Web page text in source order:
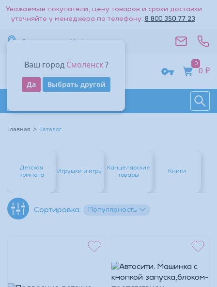
Уважаемые покупатели, цену товаров и сроки доставки
уточняйте у менеджера по телефону: 8 800 350 77 23.
Ваш город Смоленск?
Да Выбрать другой
Смоленск Информация
0
0 ₽
Главная Каталог
Детская
комната
Игрушки и игры
Канцелярские
товары
Книги
Сортировка: Популярность
Поиск
Получить код
Другие способы входа:
Другие способы входа:
Войти
Восстановить